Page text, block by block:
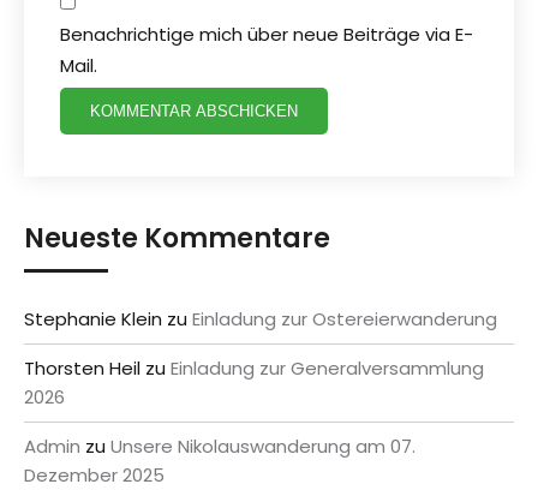
Benachrichtige mich über neue Beiträge via E-
Mail.
Neueste Kommentare
Stephanie Klein zu Einladung zur Ostereierwanderung
Thorsten Heil zu Einladung zur Generalversammlung
2026
Admin zu Unsere Nikolauswanderung am 07.
Dezember 2025